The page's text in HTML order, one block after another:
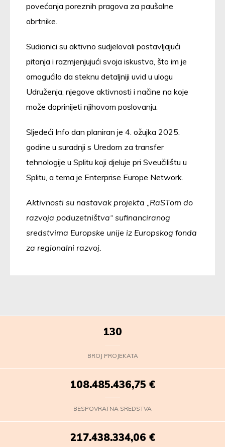
povećanja poreznih pragova za paušalne
obrtnike.
Sudionici su aktivno sudjelovali postavljajući
pitanja i razmjenjujući svoja iskustva, što im je
omogućilo da steknu detaljniji uvid u ulogu
Udruženja, njegove aktivnosti i načine na koje
može doprinijeti njihovom poslovanju.
Sljedeći Info dan planiran je 4. ožujka 2025.
godine u suradnji s Uredom za transfer
tehnologije u Splitu koji djeluje pri Sveučilištu u
Splitu, a tema je Enterprise Europe Network.
Aktivnosti su nastavak projekta „RaSTom do
razvoja poduzetništva“ sufinanciranog
sredstvima Europske unije iz Europskog fonda
za regionalni razvoj.
130
BROJ PROJEKATA
108.485.436,75 €
BESPOVRATNA SREDSTVA
217.438.334,06 €